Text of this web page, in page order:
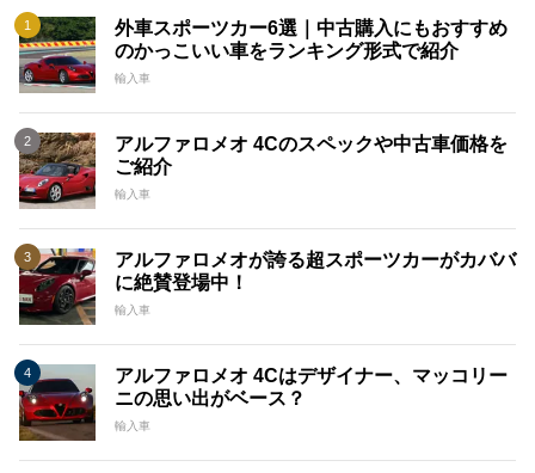
外車スポーツカー6選｜中古購入にもおすすめ
のかっこいい車をランキング形式で紹介
輸入車
アルファロメオ 4Cのスペックや中古車価格を
ご紹介
輸入車
アルファロメオが誇る超スポーツカーがカババ
に絶賛登場中！
輸入車
アルファロメオ 4Cはデザイナー、マッコリー
ニの思い出がベース？
輸入車